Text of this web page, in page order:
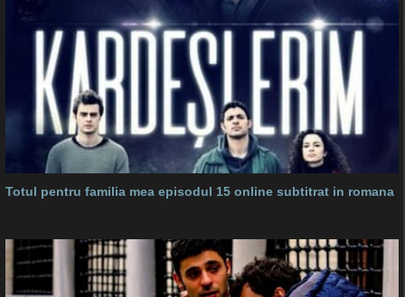
Totul pentru familia mea episodul 15 online subtitrat in romana